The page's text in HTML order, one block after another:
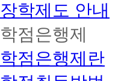
장학제도 안내
학점은행제
학점은행제란